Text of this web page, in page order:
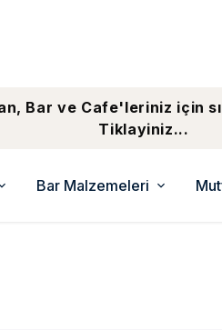
Bar ve Cafe'leriniz için
Tiklayiniz...
Bar Malzemeleri